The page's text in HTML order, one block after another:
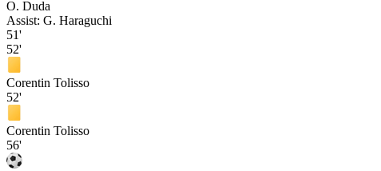
O. Duda
Assist: G. Haraguchi
51'
52'
Corentin Tolisso
52'
Corentin Tolisso
56'